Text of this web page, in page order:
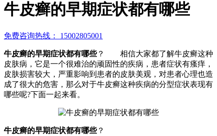
牛皮癣的早期症状都有哪些
免费咨询热线： 15002805001
牛皮癣的早期症状都有哪些？ 相信大家都了解牛皮癣这种
皮肤病，它是一个很难治的顽固性的疾病，患者症状有瘙痒，
皮肤损害较大，严重影响到患者的皮肤美观，对患者心理也造
成了很大的危害，那么对于牛皮癣这种疾病的分型症状表现有
哪些呢?下面一起来看。
牛皮癣的早期症状都有哪些？